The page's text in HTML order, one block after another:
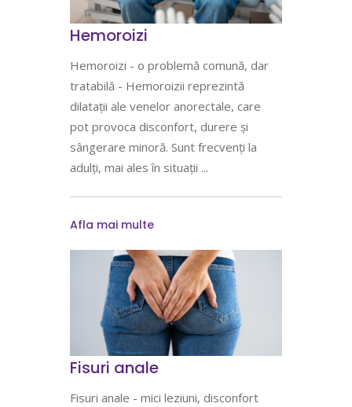
Hemoroizi
Hemoroizi - o problemă comună, dar
tratabilă - Hemoroizii reprezintă
dilatații ale venelor anorectale, care
pot provoca disconfort, durere și
sângerare minoră. Sunt frecvenți la
adulți, mai ales în situații
Afla mai multe
Fisuri anale
Fisuri anale - mici leziuni, disconfort